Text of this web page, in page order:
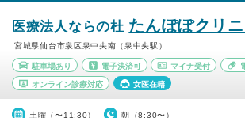
医療法人ならの杜 たんぽぽクリ
宮城県仙台市泉区泉中央南（泉中央駅）
駐車場あり 電子決済可 マイナ受付
オンライン診療対応 女医在籍
土曜（〜11:30） 朝（8:30〜）